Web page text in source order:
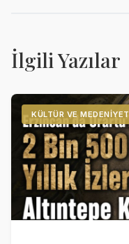
İlgili Yazılar
KÜLTÜR VE MEDENIYET